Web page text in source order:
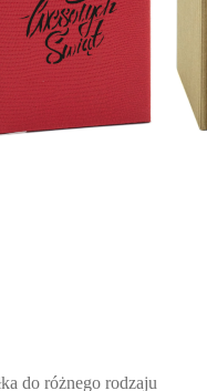
do różnego rodzaju